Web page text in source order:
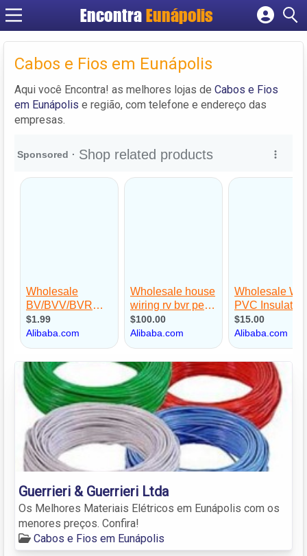
EncontraEunápolis
Cadastrar empresa
Criar conta
Cabos e Fios em Eunápolis
Aqui você Encontra! as melhores lojas de Cabos e Fios
em Eunápolis e região, com telefone e endereço das
empresas.
Guerrieri & Guerrieri Ltda
Os Melhores Materiais Elétricos em Eunápolis com os
menores preços. Confira!
Cabos e Fios em Eunápolis